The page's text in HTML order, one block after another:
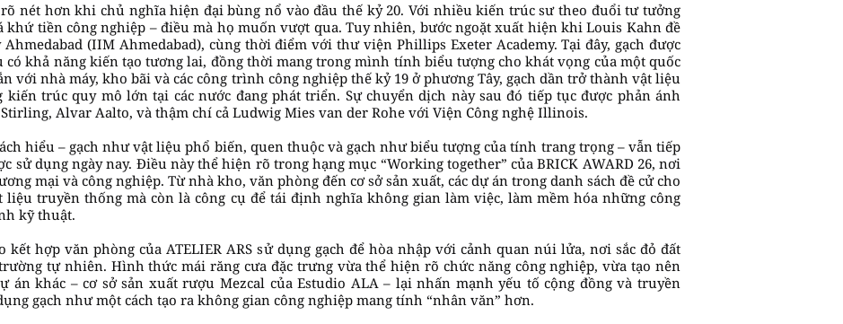
nét hơn khi chủ nghĩa hiện đại bùng nổ vào đầu thế kỷ 20. Với nhiều kiến trúc sư theo đuổi tư tưởng
khứ tiền công nghiệp – điều mà họ muốn vượt qua. Tuy nhiên, bước ngoặt xuất hiện khi Louis Kahn đề
(IIM Ahmedabad), cùng thời điểm với thư viện Phillips Exeter Academy. Tại đây, gạch được
khả năng kiến tạo tương lai, đồng thời mang trong mình tính biểu tượng cho khát vọng của một quốc
với nhà máy, kho bãi và các công trình công nghiệp thế kỷ 19 ở phương Tây, gạch dần trở thành vật liệu
trúc quy mô lớn tại các nước đang phát triển. Sự chuyển dịch này sau đó tiếp tục được phản ánh
Alvar Aalto, và thậm chí cả Ludwig Mies van der Rohe với Viện Công nghệ Illinois.
hiểu – gạch như vật liệu phổ biến, quen thuộc và gạch như biểu tượng của tính trang trọng – vẫn tiếp
sử dụng ngày nay. Điều này thể hiện rõ trong hạng mục “Working together” của BRICK AWARD 26, nơi
mại và công nghiệp. Từ nhà kho, văn phòng đến cơ sở sản xuất, các dự án trong danh sách đề cử cho
liệu truyền thống mà còn là công cụ để tái định nghĩa không gian làm việc, làm mềm hóa những công
kỹ thuật.
hợp văn phòng của ATELIER ARS sử dụng gạch để hòa nhập với cảnh quan núi lửa, nơi sắc đỏ đất
tự nhiên. Hình thức mái răng cưa đặc trưng vừa thể hiện rõ chức năng công nghiệp, vừa tạo nên
án khác – cơ sở sản xuất rượu Mezcal của Estudio ALA – lại nhấn mạnh yếu tố cộng đồng và truyền
gạch như một cách tạo ra không gian công nghiệp mang tính “nhân văn” hơn.